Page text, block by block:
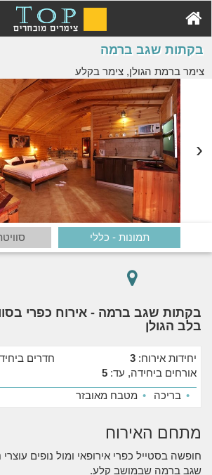
בקתות שגב ברמה
צימר ברמת הגולן, צימר בקלע
תמונות - כללי
בקתות שגב ברמה - אירוח כפרי
בלב הגולן
יחידות אירוח: 3 חדרים
אורחים ביחידה, עד: 5
• בריכה • מטבח מאובזר
מתחם האירוח
חופשה בסטייל כפרי אירופאי ומול נופים
שגב ברמה שבמושב קלע.